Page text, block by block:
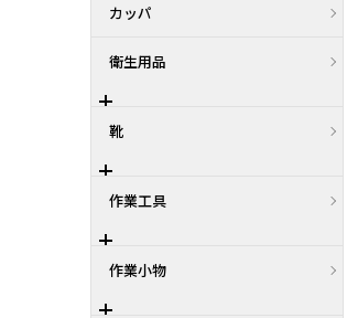
カッパ
衛生用品
靴
作業工具
作業小物